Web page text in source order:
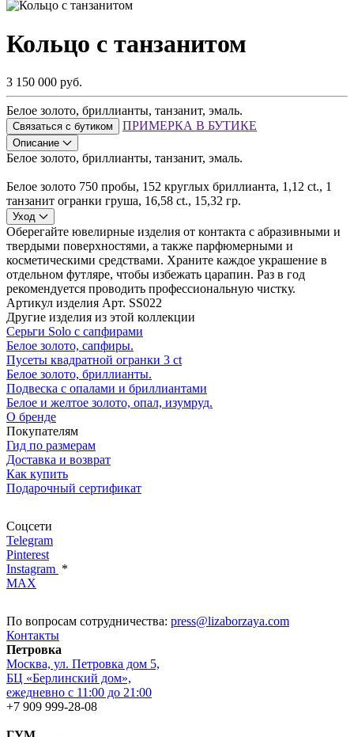
Кольцо с танзанитом
3 150 000 руб.
Белое золото, бриллианты, танзанит, эмаль.
Связаться с бутиком ПРИМЕРКА В БУТИКЕ
Описание
Белое золото, бриллианты, танзанит, эмаль.
Белое золото 750 пробы, 152 круглых бриллианта, 1,12 ct., 1
танзанит огранки груша, 16,58 ct., 15,32 гр.
Уход
Оберегайте ювелирные изделия от контакта с абразивными и
твердыми поверхностями, а также парфюмерными и
косметическими средствами. Храните каждое украшение в
отдельном футляре, чтобы избежать царапин. Раз в год
рекомендуется проводить профессиональную чистку.
Артикул изделия Арт. SS022
Другие изделия из этой коллекции
Серьги Solo с сапфирами
Белое золото, сапфиры.
Пусеты квадратной огранки 3 ct
Белое золото, бриллианты.
Подвеска с опалами и бриллиантами
Белое и желтое золото, опал, изумруд.
О бренде
Покупателям
Гид по размерам
Доставка и возврат
Как купить
Подарочный сертификат
Соцсети
Telegram
Pinterest
Instagram *
MAX
По вопросам сотрудничества: press@lizaborzaya.com
Контакты
Петровка
Москва, ул. Петровка дом 5,
БЦ «Берлинский дом»,
ежедневно с 11:00 до 21:00
+7 909 999-28-08